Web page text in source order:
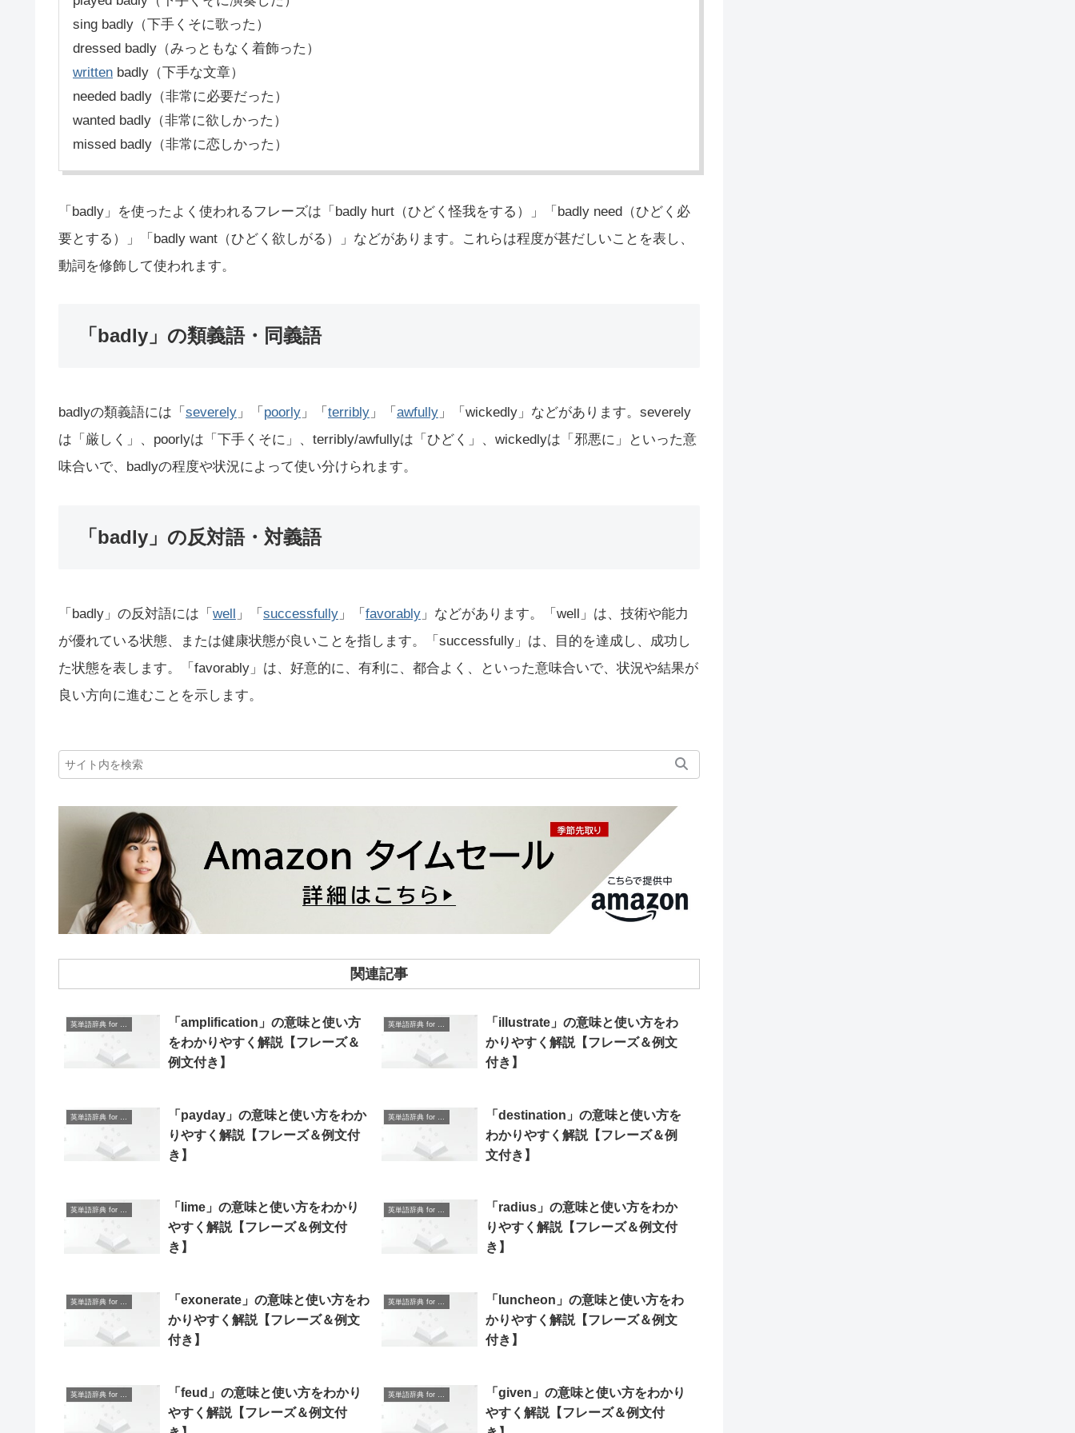
sing badly（下手くそに歌った）
dressed badly（みっともなく着飾った）
written badly（下手な文章）
needed badly（非常に必要だった）
wanted badly（非常に欲しかった）
missed badly（非常に恋しかった）
「badly」を使ったよく使われるフレーズは「badly hurt（ひどく怪我をする）」「badly need（ひどく必
要とする）」「badly want（ひどく欲しがる）」などがあります。これらは程度が甚だしいことを表し、
動詞を修飾して使われます。
「badly」の類義語・同義語
badlyの類義語には「 severely 」「 poorly 」「 terribly 」「 awfully 」「wickedly」などがあります。severely
は「厳しく」、poorlyは「下手くそに」、terribly/awfullyは「ひどく」、wickedlyは「邪悪に」といった意
味合いで、badlyの程度や状況によって使い分けられます。
「badly」の反対語・対義語
「badly」の反対語には「 well 」「 successfully 」「 favorably 」などがあります。「well」は、技術や能力
が優れている状態、または健康状態が良いことを指します。「successfully」は、目的を達成し、成功し
た状態を表します。「favorably」は、好意的に、有利に、都合よく、といった意味合いで、状況や結果が
良い方向に進むことを示します。
関連記事
「amplification」の意味と使い方
をわかりやすく解説【フレーズ＆
例文付き】
「illustrate」の意味と使い方をわ
かりやすく解説【フレーズ＆例文
付き】
「payday」の意味と使い方をわか
りやすく解説【フレーズ＆例文付
き】
「destination」の意味と使い方を
わかりやすく解説【フレーズ＆例
文付き】
「lime」の意味と使い方をわかり
やすく解説【フレーズ＆例文付
き】
「radius」の意味と使い方をわか
りやすく解説【フレーズ＆例文付
き】
英単語辞典 for Beginners
「exonerate」の意味と使い方をわ
かりやすく解説【フレーズ＆例文
付き】
英単語辞典 for Beginners
「luncheon」の意味と使い方をわ
かりやすく解説【フレーズ＆例文
付き】
英単語辞典 for Beginners
「feud」の意味と使い方をわかり
やすく解説【フレーズ＆例文付
英単語辞典 for Beginners
「given」の意味と使い方をわかり
やすく解説【フレーズ＆例文付